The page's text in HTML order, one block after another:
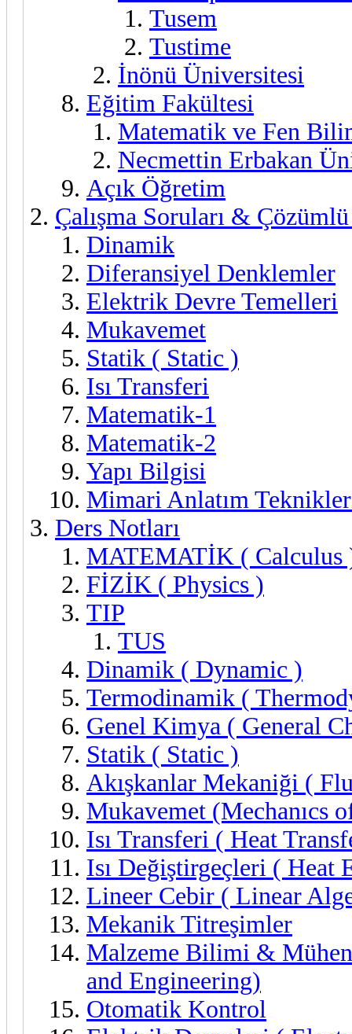
Tusem
Tustime
İnönü Üniversitesi
Eğitim Fakültesi
Matematik ve Fen
Necmettin Erbakan
Açık Öğretim
Çalışma Soruları &
Dinamik
Diferansiyel Denklemler
Elektrik Devre Temelleri
Mukavemet
Statik ( Static )
Isı Transferi
Matematik-1
Matematik-2
Yapı Bilgisi
Mimari Anlatım
Ders Notları
MATEMATİK ( Calculus
FİZİK ( Physics )
TIP
TUS
Dinamik ( Dynamic )
Termodinamik (
Genel Kimya ( General
Statik ( Static )
Akışkanlar Mekaniği (
Mukavemet (Mechanıcs
Isı Transferi ( Heat
Isı Değiştirgeçleri ( Heat
Lineer Cebir ( Linear
Mekanik Titreşimler
Malzeme Bilimi &
and Engineering)
Otomatik Kontrol